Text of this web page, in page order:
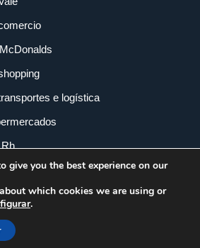
e logística
imobiliária
loja
give you the best experience on our
which cookies we are using or
.